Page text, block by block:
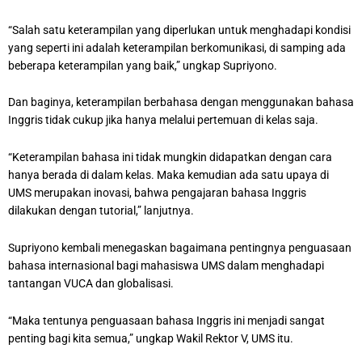
“Salah satu keterampilan yang diperlukan untuk menghadapi kondisi
yang seperti ini adalah keterampilan berkomunikasi, di samping ada
beberapa keterampilan yang baik,” ungkap Supriyono.
Dan baginya, keterampilan berbahasa dengan menggunakan bahasa
Inggris tidak cukup jika hanya melalui pertemuan di kelas saja.
“Keterampilan bahasa ini tidak mungkin didapatkan dengan cara
hanya berada di dalam kelas. Maka kemudian ada satu upaya di
UMS merupakan inovasi, bahwa pengajaran bahasa Inggris
dilakukan dengan tutorial,” lanjutnya.
Supriyono kembali menegaskan bagaimana pentingnya penguasaan
bahasa internasional bagi mahasiswa UMS dalam menghadapi
tantangan VUCA dan globalisasi.
“Maka tentunya penguasaan bahasa Inggris ini menjadi sangat
penting bagi kita semua,” ungkap Wakil Rektor V, UMS itu.